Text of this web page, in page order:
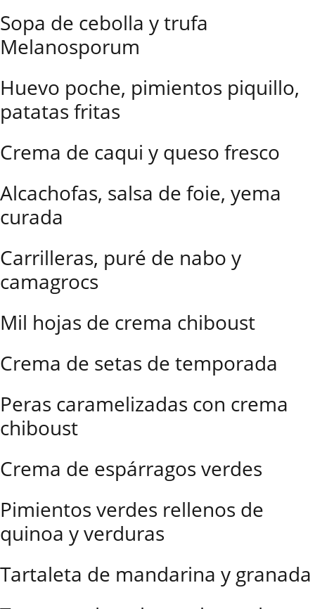
Sopa de cebolla y trufa
Melanosporum
Huevo poche, pimientos piquillo,
patatas fritas
Crema de caqui y queso fresco
Alcachofas, salsa de foie, yema
curada
Carrilleras, puré de nabo y
camagrocs
Mil hojas de crema chiboust
Crema de setas de temporada
Peras caramelizadas con crema
chiboust
Crema de espárragos verdes
Pimientos verdes rellenos de
quinoa y verduras
Tartaleta de mandarina y granada